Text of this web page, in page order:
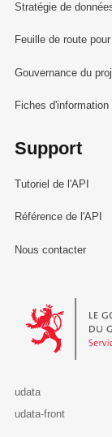
Stratégie de
Feuille de route
Gouvernance du
Fiches d'information
Support
Tutoriel de l'API
Référence de l'API
Nous contacter
Le
udata
udata-front